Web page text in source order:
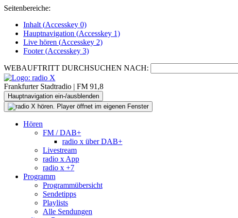
Seitenbereiche:
Inhalt (Accesskey 0)
Hauptnavigation (Accesskey 1)
Live hören (Accesskey 2)
Footer(Accesskey 3)
WEBAUFTRITT DURCHSUCHEN NACH:
Frankfurter Stadtradio | FM 91,8
Hauptnavigation ein-/ausblenden
Hören
FM / DAB+
radio x über DAB+
Livestream
radio x App
radio x +7
Programm
Programmübersicht
Sendetipps
Playlists
Alle Sendungen